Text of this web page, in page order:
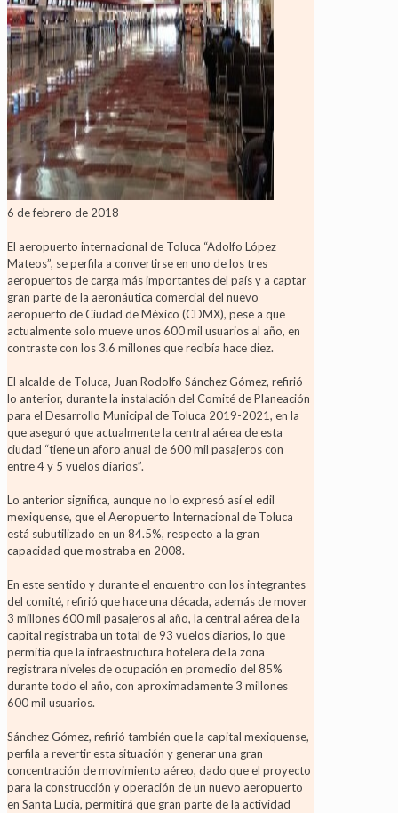
6 de febrero de 2018
El aeropuerto internacional de Toluca “Adolfo López
Mateos”, se perfila a convertirse en uno de los tres
aeropuertos de carga más importantes del país y a captar
gran parte de la aeronáutica comercial del nuevo
aeropuerto de Ciudad de México (CDMX), pese a que
actualmente solo mueve unos 600 mil usuarios al año, en
contraste con los 3.6 millones que recibía hace diez.
El alcalde de Toluca, Juan Rodolfo Sánchez Gómez, refirió
lo anterior, durante la instalación del Comité de Planeación
para el Desarrollo Municipal de Toluca 2019-2021, en la
que aseguró que actualmente la central aérea de esta
ciudad “tiene un aforo anual de 600 mil pasajeros con
entre 4 y 5 vuelos diarios”.
Lo anterior significa, aunque no lo expresó así el edil
mexiquense, que el Aeropuerto Internacional de Toluca
está subutilizado en un 84.5%, respecto a la gran
capacidad que mostraba en 2008.
En este sentido y durante el encuentro con los integrantes
del comité, refirió que hace una década, además de mover
3 millones 600 mil pasajeros al año, la central aérea de la
capital registraba un total de 93 vuelos diarios, lo que
permitía que la infraestructura hotelera de la zona
registrara niveles de ocupación en promedio del 85%
durante todo el año, con aproximadamente 3 millones
600 mil usuarios.
Sánchez Gómez, refirió también que la capital mexiquense,
perfila a revertir esta situación y generar una gran
concentración de movimiento aéreo, dado que el proyecto
para la construcción y operación de un nuevo aeropuerto
en Santa Lucia, permitirá que gran parte de la actividad